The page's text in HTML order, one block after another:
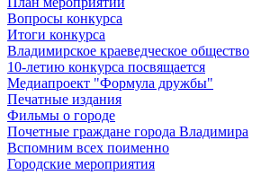
Вопросы конкурса
Итоги конкурса
Владимирское краеведческое общество
10-летию конкурса посвящается
Медиапроект "Формула дружбы"
Печатные издания
Фильмы о городе
Почетные граждане города Владимира
Вспомним всех поименно
Городские мероприятия